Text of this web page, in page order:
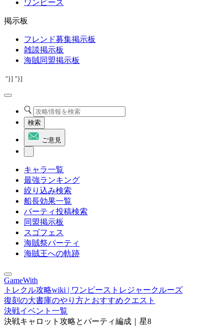
ワンピース
掲示板
フレンド募集掲示板
雑談掲示板
海賊同盟掲示板
"}] "}]
検索
ご意見
キャラ一覧
最強ランキング
絞り込み検索
船長効果一覧
パーティ投稿検索
同盟掲示板
スゴフェス
海賊祭パーティ
海賊王への軌跡
GameWith
トレクル攻略wiki | ワンピーストレジャークルーズ
復刻の大書庫のやり方とおすすめクエスト
決戦イベント一覧
決戦キャロット攻略とパーティ編成｜星8